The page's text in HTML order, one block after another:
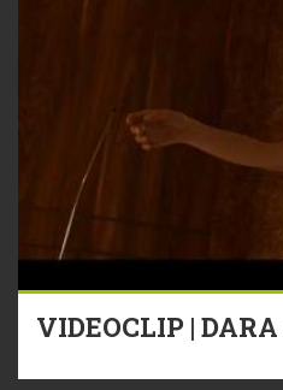
VIDEOCLIP |